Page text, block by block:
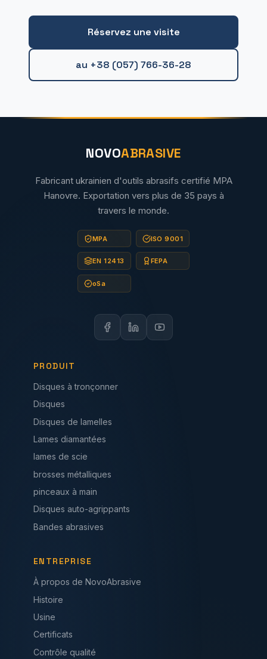
Réservez une visite
au +38 (057) 766-36-28
NOVOABRASIVE
Fabricant ukrainien d'outils abrasifs certifié MPA
Hanovre. Exportation vers plus de 35 pays à
travers le monde.
MPA ISO 9001
EN 12413 FEPA
oSa
PRODUIT
Disques à tronçonner
Disques
Disques de lamelles
Lames diamantées
lames de scie
brosses métalliques
pinceaux à main
Disques auto-agrippants
Bandes abrasives
ENTREPRISE
À propos de NovoAbrasive
Histoire
Usine
Certificats
Contrôle qualité